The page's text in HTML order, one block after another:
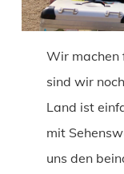
Wir machen
sind wir
Land ist
mit
uns den